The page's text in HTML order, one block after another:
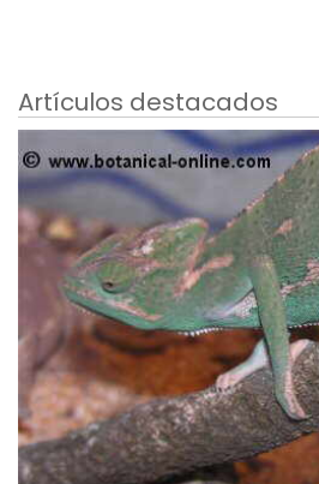
Artículos destacados